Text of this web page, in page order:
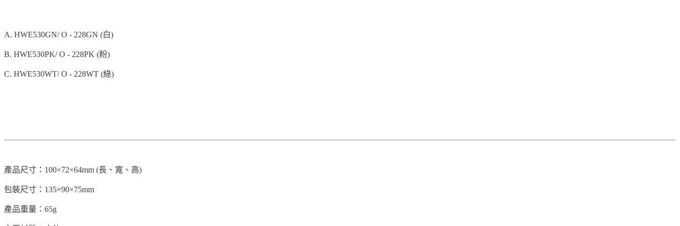
A. HWE530GN/ O - 228GN (白)
B. HWE530PK/ O - 228PK (粉)
C. HWE530WT/ O - 228WT (綠)
產品尺寸：100×72×64mm (長、寬、高)
包裝尺寸：135×90×75mm
產品重量：65g